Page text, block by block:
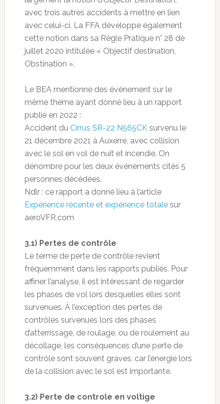
avec trois autres accidents à mettre en lien
avec celui-ci. La FFA développe également
cette notion dans sa Règle Pratique n° 28 de
juillet 2020 intitulée « Objectif destination,
Obstination ».
Le BEA mentionne des événement sur le
même thème ayant donné lieu à un rapport
publié en 2022 :
Accident du Cirrus SR-22 N565CKsurvenu le
21 décembre 2021 à Auxerre, avec collision
avec le sol en vol de nuit et incendie. On
dénombre pour les deux événements cités 5
personnes décédées.
Ndlr : ce rapport a donné lieu à l’article
Expérience récente et expérience totalesur
aeroVFR.com
3.1) Pertes de contrôle
Le terme de perte de contrôle revient
fréquemment dans les rapports publiés. Pour
affiner l’analyse, il est intéressant de regarder
les phases de vol lors desquelles elles sont
survenues. À l’exception des pertes de
contrôles survenues lors des phases
d’atterrissage, de roulage, ou de roulement au
décollage, les conséquences d’une perte de
contrôle sont souvent graves, car l’énergie lors
de la collision avec le sol est importante.
3.2) Perte de controle en voltige